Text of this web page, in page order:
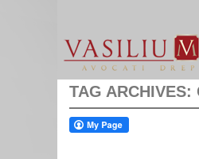
TAG ARCHIVES: